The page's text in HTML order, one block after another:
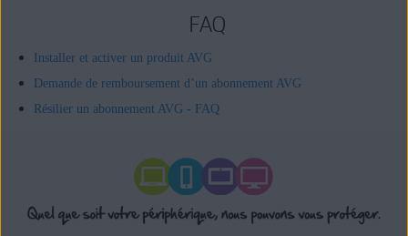
FAQ
Installer et activer un produit AVG
Demande de remboursement d’un abonnement AVG
Résilier un abonnement AVG - FAQ